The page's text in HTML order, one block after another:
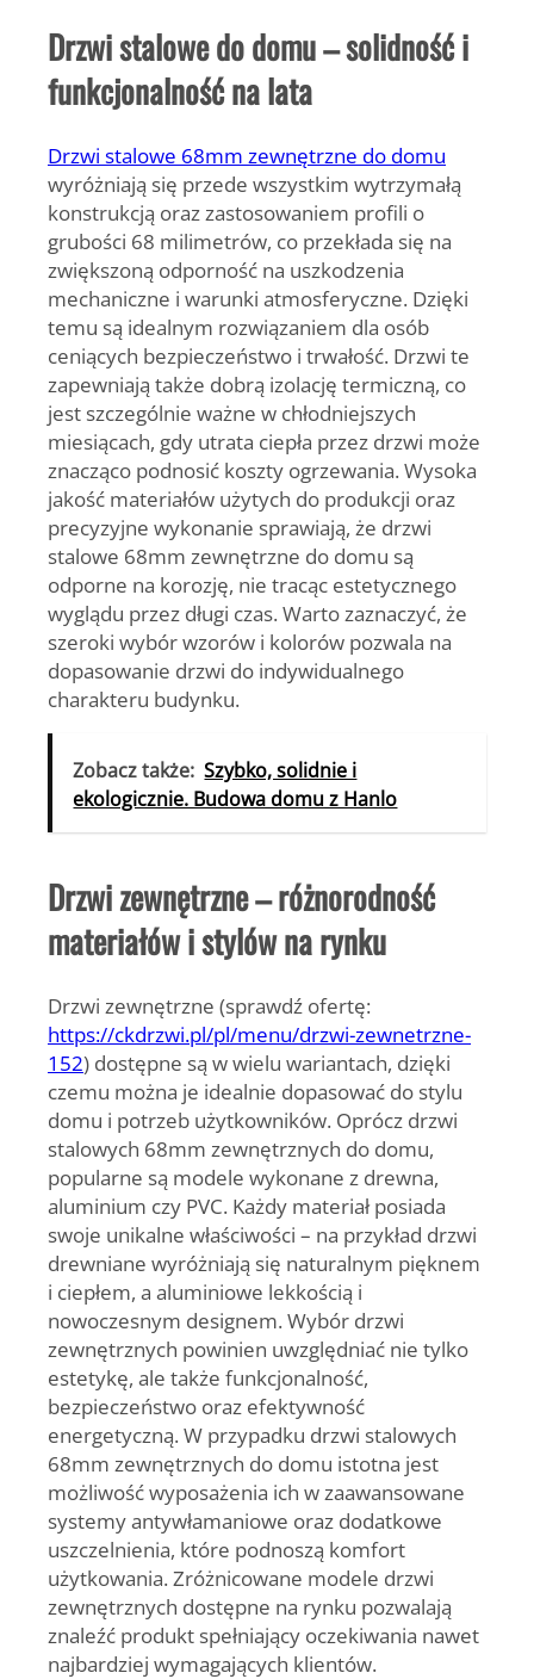
Drzwi stalowe do domu – solidność i
funkcjonalność na lata
Drzwi stalowe 68mm zewnętrzne do domu
wyróżniają się przede wszystkim wytrzymałą
konstrukcją oraz zastosowaniem profili o
grubości 68 milimetrów, co przekłada się na
zwiększoną odporność na uszkodzenia
mechaniczne i warunki atmosferyczne. Dzięki
temu są idealnym rozwiązaniem dla osób
ceniących bezpieczeństwo i trwałość. Drzwi te
zapewniają także dobrą izolację termiczną, co
jest szczególnie ważne w chłodniejszych
miesiącach, gdy utrata ciepła przez drzwi może
znacząco podnosić koszty ogrzewania. Wysoka
jakość materiałów użytych do produkcji oraz
precyzyjne wykonanie sprawiają, że drzwi
stalowe 68mm zewnętrzne do domu są
odporne na korozję, nie tracąc estetycznego
wyglądu przez długi czas. Warto zaznaczyć, że
szeroki wybór wzorów i kolorów pozwala na
dopasowanie drzwi do indywidualnego
charakteru budynku.
Zobacz także: Szybko, solidnie i
ekologicznie. Budowa domu z Hanlo
Drzwi zewnętrzne – różnorodność
materiałów i stylów na rynku
Drzwi zewnętrzne (sprawdź ofertę:
https://ckdrzwi.pl/pl/menu/drzwi-zewnetrzne-
152) dostępne są w wielu wariantach, dzięki
czemu można je idealnie dopasować do stylu
domu i potrzeb użytkowników. Oprócz drzwi
stalowych 68mm zewnętrznych do domu,
popularne są modele wykonane z drewna,
aluminium czy PVC. Każdy materiał posiada
swoje unikalne właściwości – na przykład drzwi
drewniane wyróżniają się naturalnym pięknem
i ciepłem, a aluminiowe lekkością i
nowoczesnym designem. Wybór drzwi
zewnętrznych powinien uwzględniać nie tylko
estetykę, ale także funkcjonalność,
bezpieczeństwo oraz efektywność
energetyczną. W przypadku drzwi stalowych
68mm zewnętrznych do domu istotna jest
możliwość wyposażenia ich w zaawansowane
systemy antywłamaniowe oraz dodatkowe
uszczelnienia, które podnoszą komfort
użytkowania. Zróżnicowane modele drzwi
zewnętrznych dostępne na rynku pozwalają
znaleźć produkt spełniający oczekiwania nawet
najbardziej wymagających klientów.